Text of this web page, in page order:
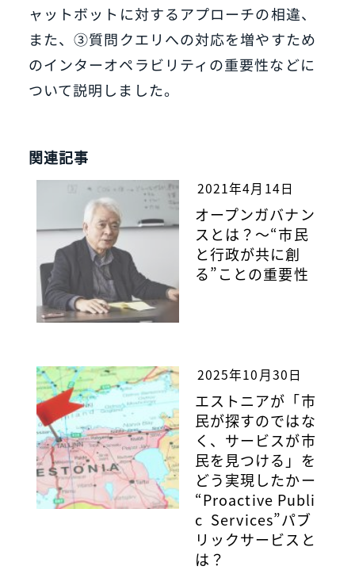
ャットボットに対するアプローチの相違、
また、③質問クエリへの対応を増やすため
のインターオペラビリティの重要性などに
ついて説明しました。
関連記事
2021年4月14日
オープンガバナン
スとは？～“市民
と行政が共に創
る”ことの重要性
2025年10月30日
エストニアが「市
民が探すのではな
く、サービスが市
民を見つける」を
どう実現したかー
“Proactive Publi
c Services”パブ
リックサービスと
は？